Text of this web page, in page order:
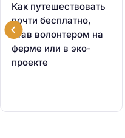
Как путешествовать
почти бесплатно,
став волонтером на
ферме или в эко-
проекте